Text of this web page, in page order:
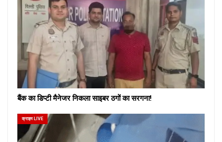
बैंक का डिप्टी मैनेजर निकला साइबर ठगों का सरगना!
क्राइम LIVE